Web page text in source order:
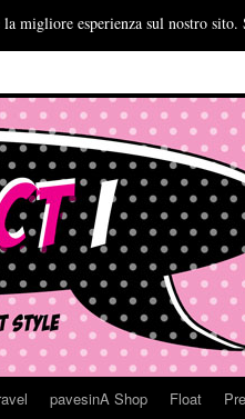
pavesinA Shop Float
migliore esperienza sul nostro